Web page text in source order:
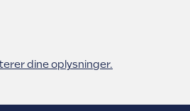
dine oplysninger.